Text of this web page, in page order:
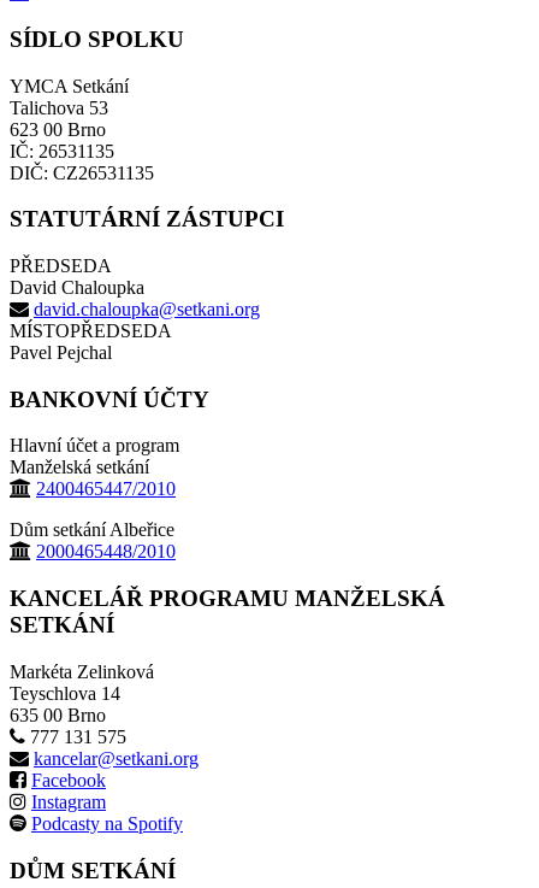
SÍDLO SPOLKU
YMCA Setkání
Talichova 53
623 00 Brno
IČ: 26531135
DIČ: CZ26531135
STATUTÁRNÍ ZÁSTUPCI
PŘEDSEDA
David Chaloupka
david.chaloupka@setkani.org
MÍSTOPŘEDSEDA
Pavel Pejchal
BANKOVNÍ ÚČTY
Hlavní účet a program
Manželská setkání
2400465447/2010
Dům setkání Albeřice
2000465448/2010
KANCELÁŘ PROGRAMU MANŽELSKÁ
SETKÁNÍ
Markéta Zelinková
Teyschlova 14
635 00 Brno
777 131 575
kancelar@setkani.org
Facebook
Instagram
Podcasty na Spotify
DŮM SETKÁNÍ